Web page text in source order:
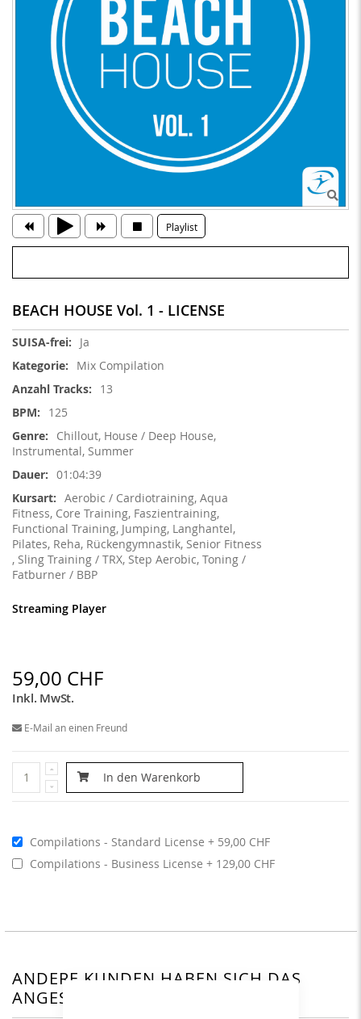
BEACH HOUSE Vol. 1 - LICENSE
Weitere
Informationen
Ja
Mix Compilation
13
125
Chillout, House / Deep House,
Instrumental, Summer
01:04:39
Aerobic / Cardiotraining, Aqua
Fitness, Core Training, Faszientraining,
Functional Training, Jumping, Langhantel,
Pilates, Reha, Rückengymnastik, Senior Fitness
, Sling Training / TRX, Step Aerobic, Toning /
Fatburner / BBP
Streaming Player
59,00 CHF
Inkl. MwSt.
E-Mail an einen Freund
Compilations - Standard License
59,00 CHF
Compilations - Business License
129,00 CHF
In den Warenkorb
Playlist
ANDERE KUNDEN HABEN SICH DAS
ANGESEHEN